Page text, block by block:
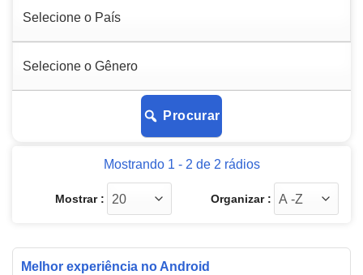
Procurar
Mostrando 1 - 2 de 2 rádios
Mostrar : Organizar :
Melhor experiência no Android